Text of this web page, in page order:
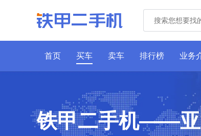
首页 买车 卖车 排行榜 业务
铁甲二手机——亚